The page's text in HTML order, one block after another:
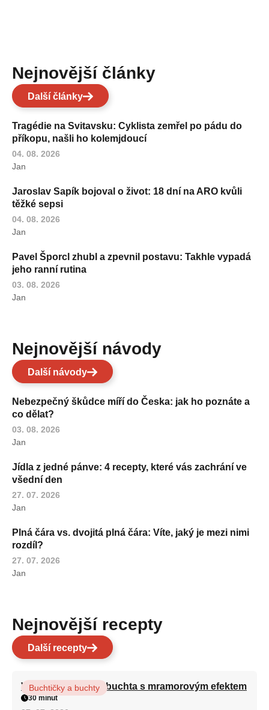
Nejnovější články
Další články
Tragédie na Svitavsku: Cyklista zemřel po pádu do
příkopu, našli ho kolemjdoucí
04. 08. 2026
Jan
Jaroslav Sapík bojoval o život: 18 dní na ARO kvůli
těžké sepsi
04. 08. 2026
Jan
Pavel Šporcl zhubl a zpevnil postavu: Takhle vypadá
jeho ranní rutina
03. 08. 2026
Jan
Nejnovější návody
Další návody
Nebezpečný škůdce míří do Česka: jak ho poznáte a
co dělat?
03. 08. 2026
Jan
Jídla z jedné pánve: 4 recepty, které vás zachrání ve
všední den
27. 07. 2026
Jan
Plná čára vs. dvojitá plná čára: Víte, jaký je mezi nimi
rozdíl?
27. 07. 2026
Jan
Nejnovější recepty
Další recepty
Vláčná olejová litá buchta s mramorovým efektem
Buchtičky a buchty
30 minut